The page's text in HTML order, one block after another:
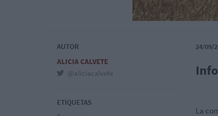
AUTOR
ALICIA CALVETE
@aliciacalvete
ETIQUETAS
24/09/
La